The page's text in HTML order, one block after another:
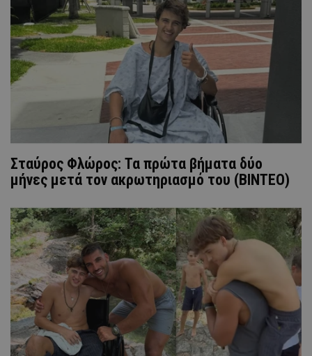
Σταύρος Φλώρος: Τα πρώτα βήματα δύο
μήνες μετά τον ακρωτηριασμό του (ΒΙΝΤΕΟ)